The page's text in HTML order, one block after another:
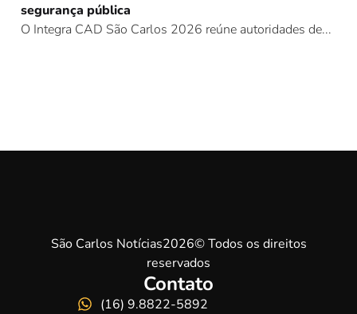
segurança pública
O Integra CAD São Carlos 2026 reúne autoridades de...
São Carlos Notícias2026© Todos os direitos
reservados
Contato
(16) 9.8822-5892